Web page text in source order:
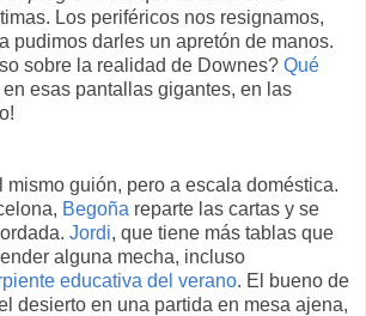
Los periféricos nos resignamos,
pudimos darles un apretón de manos.
sobre la realidad de Downes? Qué
en esas pantallas gigantes, en las
mismo guión, pero a escala doméstica.
Begoña reparte las cartas y se
Jordi, que tiene más tablas que
alguna mecha, incluso
educativa del verano. El bueno de
desierto en una partida en mesa ajena,